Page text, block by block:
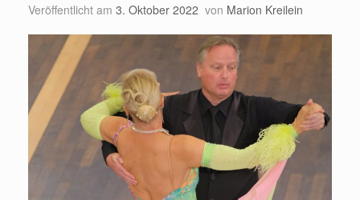
Veröffentlicht am 3. Oktober 2022 von Marion Kreilein